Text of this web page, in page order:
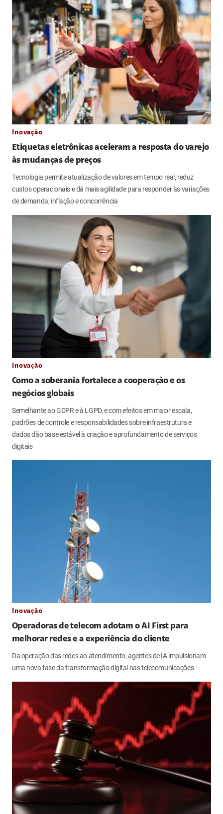
Inovação
Etiquetas eletrônicas aceleram a resposta do varejo
às mudanças de preços
Tecnologia permite atualização de valores em tempo real, reduz
custos operacionais e dá mais agilidade para responder às variações
de demanda, inflação e concorrência
Inovação
Como a soberania fortalece a cooperação e os
negócios globais
Semelhante ao GDPR e à LGPD, e com efeitos em maior escala,
padrões de controle e responsabilidades sobre infraestrutura e
dados dão base estável à criação e aprofundamento de serviços
digitais
Inovação
Operadoras de telecom adotam o AI First para
melhorar redes e a experiência do cliente
Da operação das redes ao atendimento, agentes de IA impulsionam
uma nova fase da transformação digital nas telecomunicações